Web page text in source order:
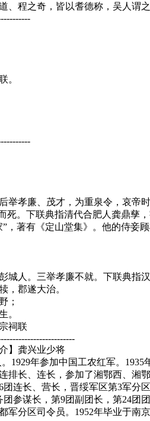
、程之奇，皆以耆德称，吴人谓
。
举孝廉、茂才，为重泉令，哀
死。下联典指清代合肥人龚鼎
，著有《定山堂集》。他的侍妾
城人。三举孝廉不就。下联典
，郡遂大治。
；
。
祠联
】龚兴业少将
1929年参加中国工农红军。1935
排长、连长，参加了湘鄂西、湘鄂
连长、营长，晋绥军区第3军分
参谋长，第9团副团长，第24团
军分区司令员。1952年毕业于